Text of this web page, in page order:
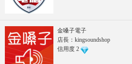
金嗓子電子
店長：kingsoundshop
信用度 2